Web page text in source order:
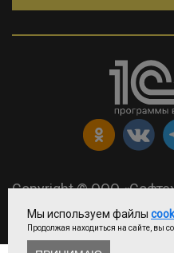
Copyright © ООО
2026 Все права
являются
Мы используем файлы
Продолжая находиться на сайте, вы